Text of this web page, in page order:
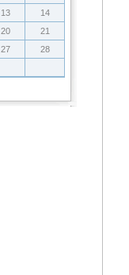
13
14
20
21
27
28